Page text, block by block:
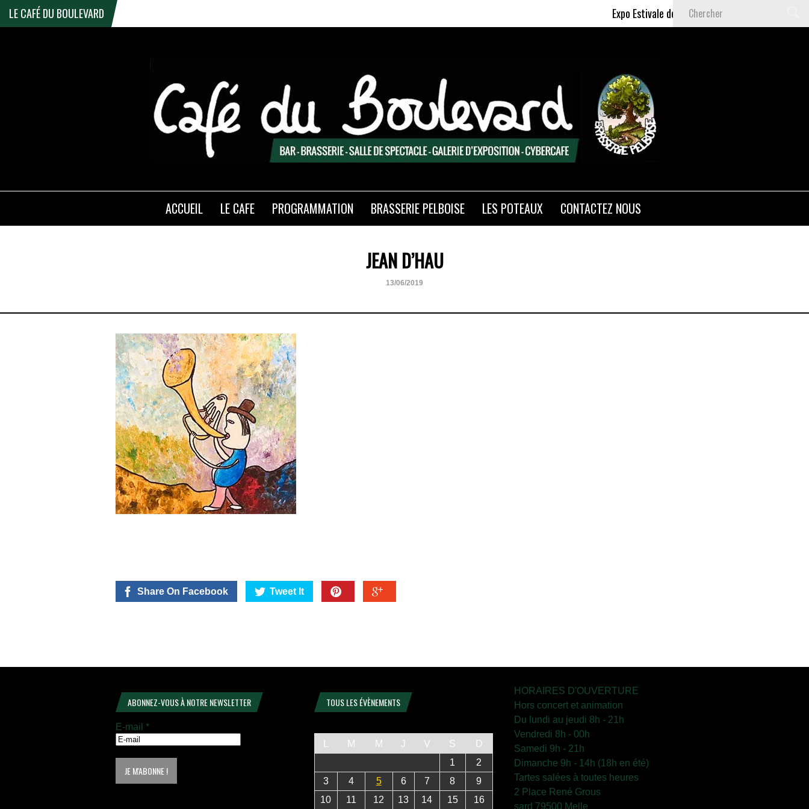
LE CAFÉ DU BOULEVARD Expo Estivale de Céline DELAS - Du 9 Juillet au 6
ACCUEIL LE CAFE PROGRAMMATION BRASSERIE PELBOISE LES POTEAUX CONTACTEZ NOUS
JEAN D’HAU
13/06/2019
Share On Facebook Tweet It
ABONNEZ-VOUS À NOTRE NEWSLETTER
E-mail *
TOUS LES ÉVÈNEMENTS
M M J V S
D
1
2
3
4 5 6 7 8
9
10
11 12 13 14 15 16
HORAIRES D'OUVERTURE
Hors concert et animation
Du lundi au jeudi 8h - 21h
Vendredi 8h - 00h
Samedi 9h - 21h
Dimanche 9h - 14h (18h en été)
Tartes salées à toutes heures
2 Place René Grous
sard 79500 Melle